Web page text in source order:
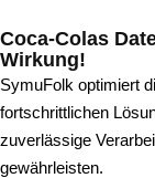
Coca-Colas
Wirkung!
SymuFolk optimiert
fortschrittlichen
zuverlässige
gewährleisten.